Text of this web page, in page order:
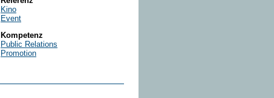
Kino
Event
Kompetenz
Public Relations
Promotion